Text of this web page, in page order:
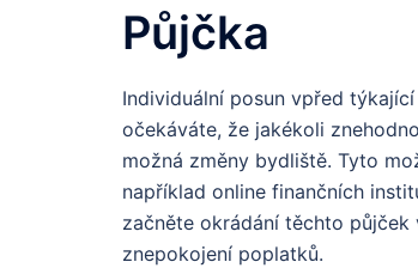
Půjčka
Individuální posun vpřed
očekáváte, že jakékoli
možná změny bydliště. Tyto
například online finančních
začněte okrádání těchto
znepokojení poplatků.